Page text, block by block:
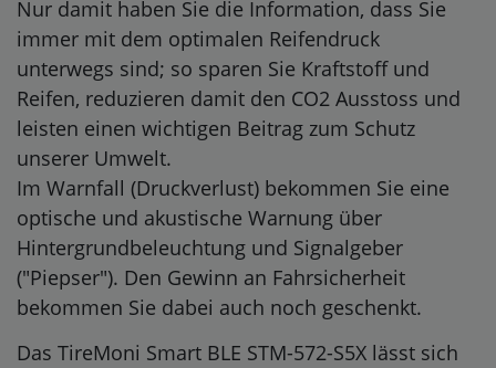
Nur damit haben Sie die Information, dass Sie
immer mit dem optimalen Reifendruck
unterwegs sind; so sparen Sie Kraftstoff und
Reifen, reduzieren damit den CO2 Ausstoss und
leisten einen wichtigen Beitrag zum Schutz
unserer Umwelt.
Im Warnfall (Druckverlust) bekommen Sie eine
optische und akustische Warnung über
Hintergrundbeleuchtung und Signalgeber
("Piepser"). Den Gewinn an Fahrsicherheit
bekommen Sie dabei auch noch geschenkt.
Das TireMoni Smart BLE STM-572-S5X lässt sich